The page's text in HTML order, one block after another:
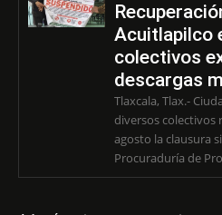
Acuitlapilco
colectivos
descargas
Tlaxcala, Tlax.-
diversos colectivos
agosto la clausura
Procuraduría de